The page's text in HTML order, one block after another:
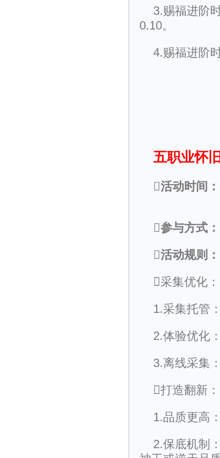
3.赐福进阶
0.10。
4.赐福进阶
五职业怀
活动时间：
参与方式：
活动规则：
采集优化：
1.采集托管
2.体验优化
3.离线采集
打造翻新：
1.品质更高
2.保底机制